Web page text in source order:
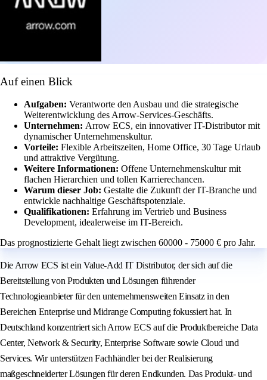
Auf einen Blick
Aufgaben: Verantworte den Ausbau und die strategische
Weiterentwicklung des Arrow-Services-Geschäfts.
Unternehmen: Arrow ECS, ein innovativer IT-Distributor mit
dynamischer Unternehmenskultur.
Vorteile: Flexible Arbeitszeiten, Home Office, 30 Tage Urlaub
und attraktive Vergütung.
Weitere Informationen: Offene Unternehmenskultur mit
flachen Hierarchien und tollen Karrierechancen.
Warum dieser Job: Gestalte die Zukunft der IT-Branche und
entwickle nachhaltige Geschäftspotenziale.
Qualifikationen: Erfahrung im Vertrieb und Business
Development, idealerweise im IT-Bereich.
Das prognostizierte Gehalt liegt zwischen 60000 - 75000 € pro Jahr.
Die Arrow ECS ist ein Value-Add IT Distributor, der sich auf die
Bereitstellung von Produkten und Lösungen führender
Technologieanbieter für den unternehmensweiten Einsatz in den
Bereichen Enterprise und Midrange Computing fokussiert hat. In
Deutschland konzentriert sich Arrow ECS auf die Produktbereiche Data
Center, Network & Security, Enterprise Software sowie Cloud und
Services. Wir unterstützen Fachhändler bei der Realisierung
maßgeschneiderter Lösungen für deren Endkunden. Das Produkt- und